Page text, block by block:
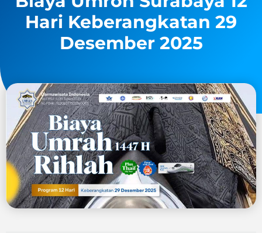
Hari Keberangkatan 29
Desember 2025